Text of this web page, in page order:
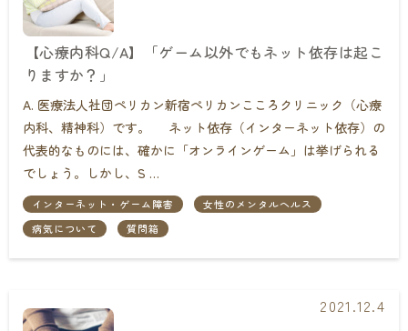
【心療内科Q/A】「ゲーム以外でもネット依存は起こ
りますか？」
A. 医療法人社団ペリカン新宿ペリカンこころクリニック（心療
内科、精神科）です。 ネット依存（インターネット依存）の
代表的なものには、確かに「オンラインゲーム」は挙げられる
でしょう。しかし、S …
インターネット・ゲーム障害
女性のメンタルヘルス
病気について
質問箱
2021.12.4